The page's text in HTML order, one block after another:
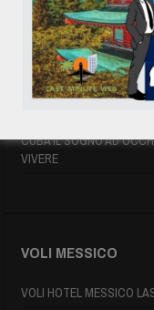
ASSICURAZIONE E
INFORMAZIONI UTILI
MAPPA DI CUBA
CUBA IL SOGNO AD
VIVERE
VOLI MESSICO
VOLI HOTEL MESSICO